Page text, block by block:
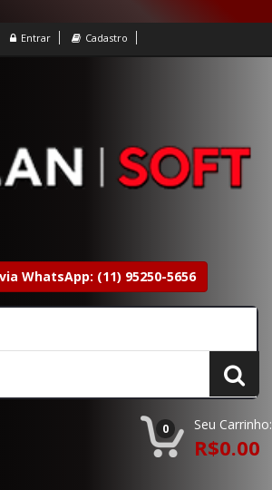
Entrar Cadastro
WhatsApp: (11) 95250-5656
0 Seu Carrinho:
R$0.00